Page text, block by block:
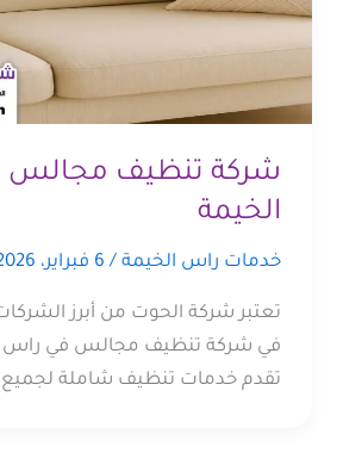
شركة تنظيف مجالس
الخيمة
خدمات راس الخيمة/ 6 فبراير، 2026
تعتبر شركة الحوت من أبرز
في شركة تنظيف مجالس في راس
تقدم خدمات تنظيف شاملة لجميع